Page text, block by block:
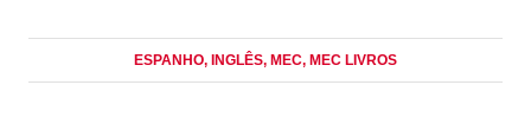
ESPANHO, INGLÊS, MEC, MEC LIVROS